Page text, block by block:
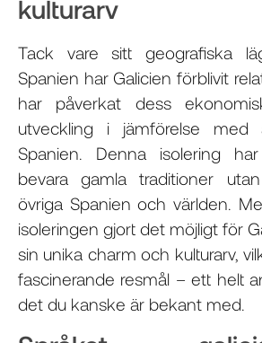
kulturarv
Tack vare sitt geografiska
Spanien har Galicien förblivit
har påverkat dess
utveckling i jämförelse med
Spanien. Denna isolering
bevara gamla traditioner
övriga Spanien och världen.
isoleringen gjort det möjligt för
sin unika charm och kulturarv,
fascinerande resmål – ett helt
det du kanske är bekant med.